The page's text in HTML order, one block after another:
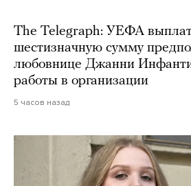
The Telegraph: УЕФА
шестизначную сумму
любовнице Джанни
работы в организации
5 часов назад